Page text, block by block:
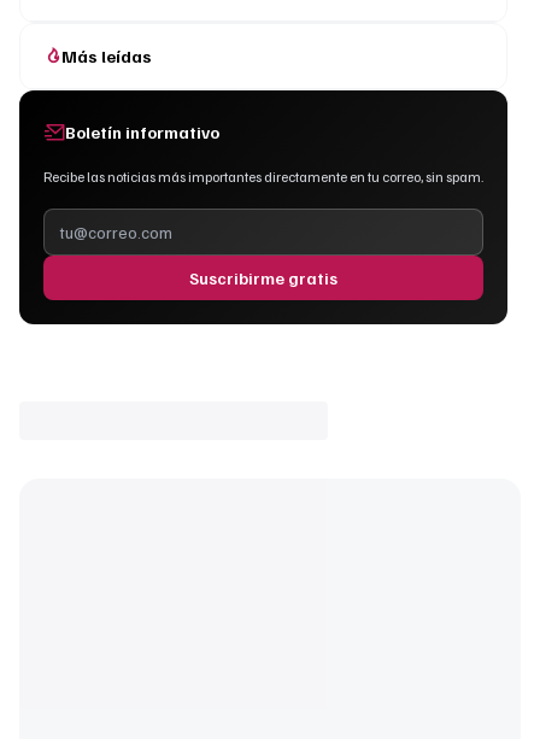
Más leídas
Boletín informativo
Recibe las noticias más importantes directamente en tu correo, sin spam.
Suscribirme gratis